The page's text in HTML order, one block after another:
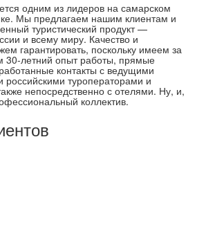
одним из лидеров на самарском
Мы предлагаем нашим клиентам и
туристический продукт —
и всему миру. Качество и
гарантировать, поскольку имеем за
30-летний опыт работы, прямые
контакты с ведущими
туроператорами и
непосредственно с отелями. Ну, и,
коллектив.